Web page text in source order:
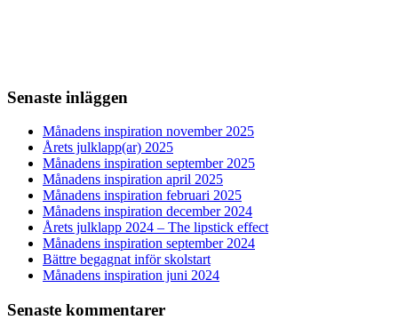
Senaste inläggen
Månadens inspiration november 2025
Årets julklapp(ar) 2025
Månadens inspiration september 2025
Månadens inspiration april 2025
Månadens inspiration februari 2025
Månadens inspiration december 2024
Årets julklapp 2024 – The lipstick effect
Månadens inspiration september 2024
Bättre begagnat inför skolstart
Månadens inspiration juni 2024
Senaste kommentarer